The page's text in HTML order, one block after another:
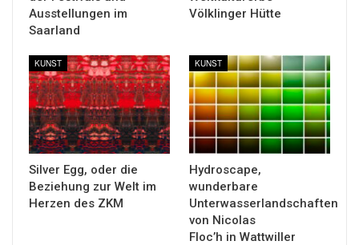
Ausstellungen im
Saarland
Völklinger Hütte
KUNST
Silver Egg, oder die
Beziehung zur Welt im
Herzen des ZKM
KUNST
Hydroscape,
wunderbare
Unterwasserlandschaften
von Nicolas
Floc’h in Wattwiller